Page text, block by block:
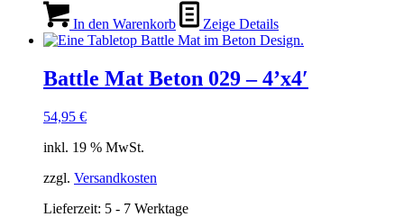
In den Warenkorb Zeige Details
Battle Mat Beton 029 – 4’x4′
54,95 €
inkl. 19 % MwSt.
zzgl. Versandkosten
Lieferzeit: 5 - 7 Werktage